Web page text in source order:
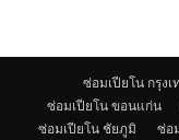
ซ่อมเปียโน กรุง
ซ่อมเปียโน ขอนแก่น
ซ่อมเปียโน ชัยภูมิ
ซ่อ